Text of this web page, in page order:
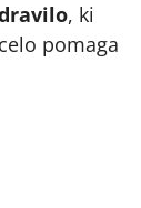
, ki
pomaga